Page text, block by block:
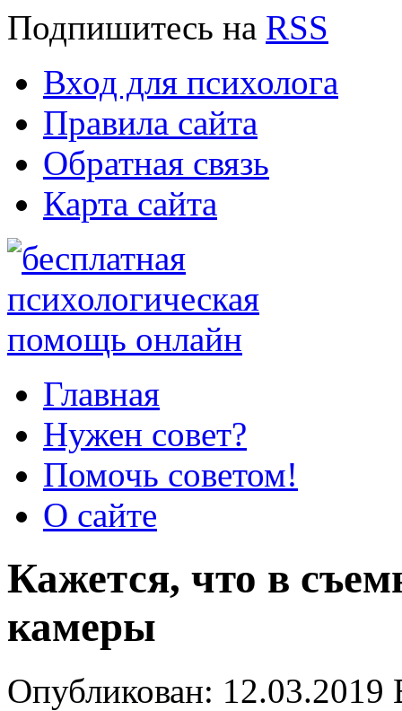
Подпишитесь на RSS
Вход для психолога
Правила сайта
Обратная связь
Карта сайта
Главная
Нужен совет?
Помочь советом!
О сайте
Кажется, что в
камеры
Опубликован: